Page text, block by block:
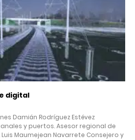
digital
Damián Rodríguez Estévez
y puertos. Asesor regional de
Maumejean Navarrete Consejero y